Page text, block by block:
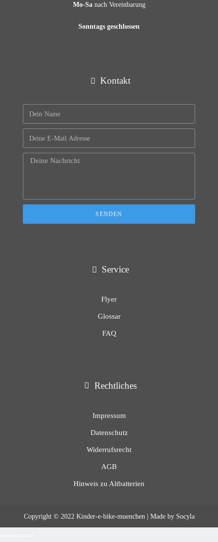
Mo-Sanach Vereinbarung
Sonntags geschlossen
Kontakt
SENDEN
Service
Flyer
Glossar
FAQ
Rechtliches
Impressum
Datenschutz
Widerrufsrecht
AGB
Hinweis zu Altbatterien
Copyright © 2022 Kinder-e-bike-muenchen | Made by Socyla